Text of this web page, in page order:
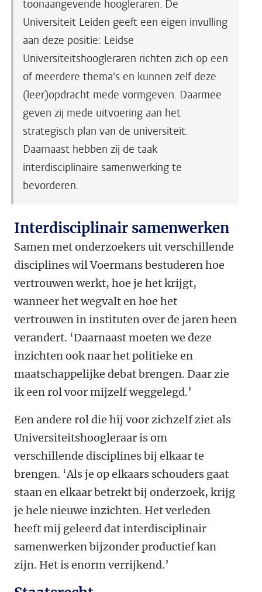
toonaangevende hoogleraren. De
Universiteit Leiden geeft een eigen invulling
aan deze positie: Leidse
Universiteitshoogleraren richten zich op een
of meerdere thema's en kunnen zelf deze
(leer)opdracht mede vormgeven. Daarmee
geven zij mede uitvoering aan het
strategisch plan van de universiteit.
Daarnaast hebben zij de taak
interdisciplinaire samenwerking te
bevorderen.
Interdisciplinair samenwerken
Samen met onderzoekers uit verschillende
disciplines wil Voermans bestuderen hoe
vertrouwen werkt, hoe je het krijgt,
wanneer het wegvalt en hoe het
vertrouwen in instituten over de jaren heen
verandert. ‘Daarnaast moeten we deze
inzichten ook naar het politieke en
maatschappelijke debat brengen. Daar zie
ik een rol voor mijzelf weggelegd.’
Een andere rol die hij voor zichzelf ziet als
Universiteitshoogleraar is om
verschillende disciplines bij elkaar te
brengen. ‘Als je op elkaars schouders gaat
staan en elkaar betrekt bij onderzoek, krijg
je hele nieuwe inzichten. Het verleden
heeft mij geleerd dat interdisciplinair
samenwerken bijzonder productief kan
zijn. Het is enorm verrijkend.’